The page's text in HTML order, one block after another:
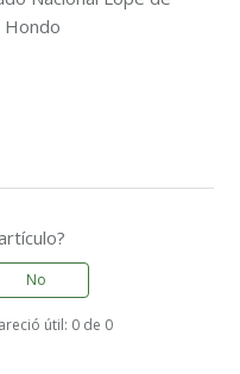
Hondo
No
útil: 0 de 0